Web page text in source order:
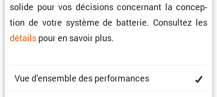
solide pour vos décisions concer­nant la concep­
tion de votre système de batterie. Consultez les
détails pour en savoir plus.
Vue d’ensemble des performances